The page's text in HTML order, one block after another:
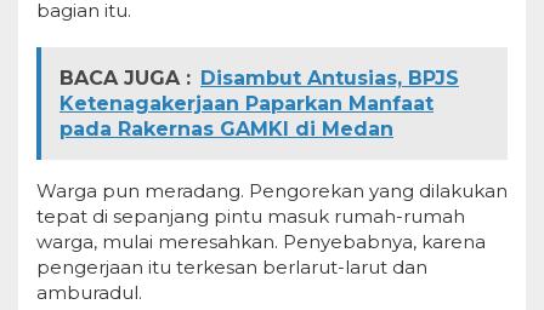
bagian itu.
BACA JUGA : Disambut Antusias, BPJS
Ketenagakerjaan Paparkan Manfaat
pada Rakernas GAMKI di Medan
Warga pun meradang. Pengorekan yang dilakukan
tepat di sepanjang pintu masuk rumah-rumah
warga, mulai meresahkan. Penyebabnya, karena
pengerjaan itu terkesan berlarut-larut dan
amburadul.